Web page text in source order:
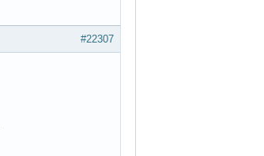
#22307